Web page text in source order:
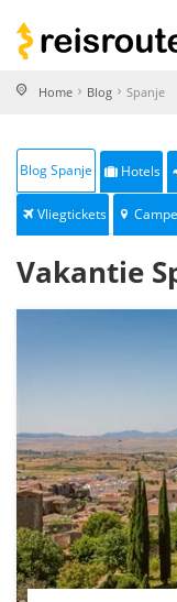
Home Blog Spanje
Blog Spanje Hotels
Vliegtickets
Vakantie